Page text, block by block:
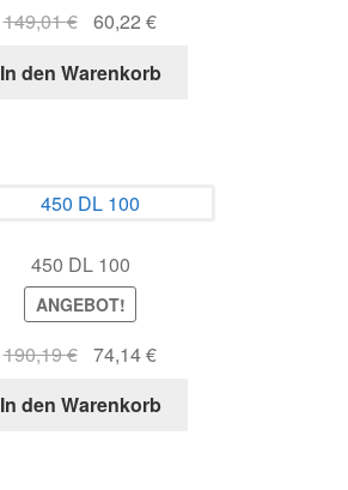
149,01€ Ursprünglicher
war:
60,22€Aktueller
ist:
In den Warenkorb
450 DL 100
ANGEBOT!
190,19€ Ursprünglicher
war:
74,14€Aktueller
ist:
In den Warenkorb